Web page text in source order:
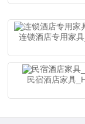
连锁酒店专用家
民宿酒店家具